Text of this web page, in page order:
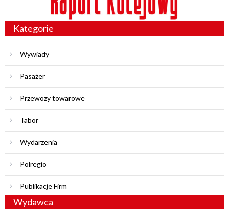
Kategorie
Wywiady
Pasażer
Przewozy towarowe
Tabor
Wydarzenia
Polregio
Publikacje Firm
Wydawca